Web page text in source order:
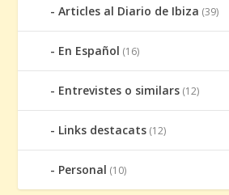
Articles al Diario de Ibiza (39)
En Español (16)
Entrevistes o similars (12)
Links destacats (12)
Personal (10)